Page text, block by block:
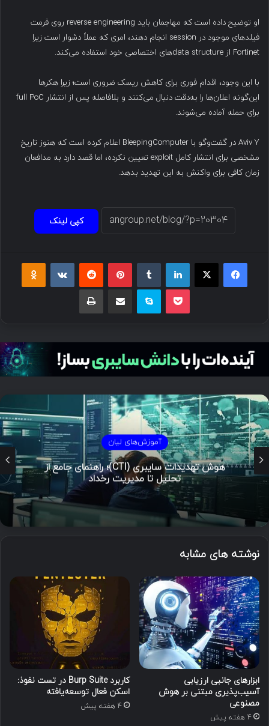
او توضیح داده است که مهاجمان باید reverse engineering روی فرمت
فیلدهای موجود در session انجام دهند، امری که عملاً دشوار است زیرا
Fortinet از data structureهای اختصاصی خود استفاده می‌کند.
با این وجود، اقدام فوری برای کاهش ریسک ضروری است؛ زیرا هکرها
این‌گونه اعلان‌ها را به‌دقت دنبال می‌کنند و بلافاصله پس از انتشار full PoC
برای حمله آماده می‌شوند.
Aviv Y در گفت‌وگو با BleepingComputer اعلام کرده است که هنوز تاریخ
مشخصی برای انتشار کامل exploit تعیین نکرده، اما قصد دارد به مدافعان
زمان کافی برای واکنش به این تهدید بدهد.
کپی لینک
فیسبوک ایکس لینکداین پینتریست
پاکت اسکایپ چاپ
آموزش‌های لیان
هوش تهدیدات سایبری (CTI)؛ راهنمای جامع از
تحلیل تا مدیریت رخداد
نوشته های مشابه
ابزارهای جانبی ارزیابی
آسیب‌پذیری مبتنی بر هوش
مصنوعی
4 هفته پیش
کاربرد Burp Suite در تست نفوذ:
اسکن فعال توسعه‌یافته
4 هفته پیش